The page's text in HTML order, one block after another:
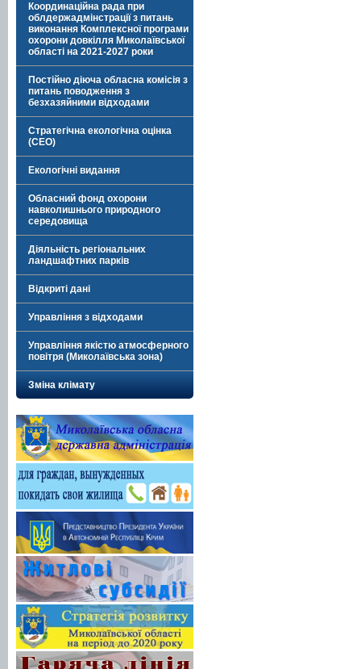
Координаційна рада при
облдержадмінстрації з питань
виконання Комплексної програми
охорони довкілля Миколаївської
області на 2021-2027 роки
Постійно діюча обласна комісія з
питань поводження з
безхазяйними відходами
Стратегічна екологічна оцінка
(СЕО)
Екологічні видання
Обласний фонд охорони
навколишнього природного
середовища
Діяльність регіональних
ландшафтних парків
Відкриті дані
Управління з відходами
Управління якістю атмосферного
повітря (Миколаївська зона)
Зміна клімату